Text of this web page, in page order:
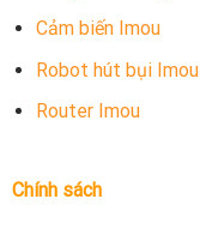
Cảm biến Imou
Robot hút bụi Imou
Router Imou
Chính sách